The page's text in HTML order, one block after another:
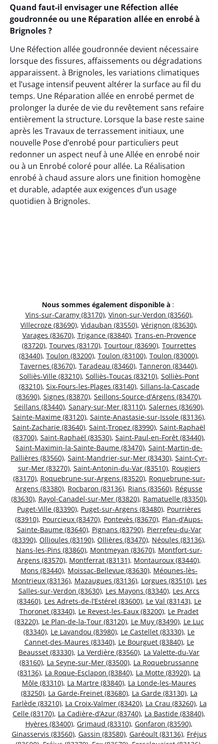
Quand faut-il envisager une Réfection allée
goudronnée ou une Réparation allée en enrobé à
Brignoles ?
Une Réfection allée goudronnée devient nécessaire
lorsque des fissures, affaissements ou dégradations
apparaissent. à Brignoles, les variations climatiques
et l’usage intensif peuvent altérer la surface au fil du
temps. Une Réparation allée en enrobé permet de
prolonger la durée de vie du revêtement sans refaire
entièrement la structure. Lorsque la base reste saine
après les Travaux de terrassement initiaux, une
nouvelle Pose d’enrobé pour particuliers peut
redonner un aspect neuf à une Allée en enrobé noir
ou à un Enrobé coloré pour allée. La Réalisation
enrobé à chaud assure alors une finition homogène
et durable, adaptée aux exigences d’un usage
quotidien à Brignoles.
Nous sommes également disponible à :
Vins-sur-Caramy (83170), Vinon-sur-Verdon (83560),
Villecroze (83690), Vidauban (83550), Vérignon (83630),
Varages (83670), Trigance (83840), Trans-en-Provence
(83720), Tourves (83170), Tourtour (83690), Tourrettes
(83440), Toulon (83200), Toulon (83100), Toulon (83000),
Tavernes (83670), Taradeau (83460), Tanneron (83440),
Solliès-Ville (83210), Solliès-Toucas (83210), Solliès-Pont
(83210), Six-Fours-les-Plages (83140), Sillans-la-Cascade
(83690), Signes (83870), Seillons-Source-d’Argens (83470),
Seillans (83440), Sanary-sur-Mer (83110), Salernes (83690),
Sainte-Maxime (83120), Sainte-Anastasie-sur-Issole (83136),
Saint-Zacharie (83640), Saint-Tropez (83990), Saint-Raphaël
(83700), Saint-Raphaël (83530), Saint-Paul-en-Forêt (83440),
Saint-Maximin-la-Sainte-Baume (83470), Saint-Martin-de-
Pallières (83560), Saint-Mandrier-sur-Mer (83430), Saint-Cyr-
sur-Mer (83270), Saint-Antonin-du-Var (83510), Rougiers
(83170), Roquebrune-sur-Argens (83520), Roquebrune-sur-
Argens (83380), Rocbaron (83136), Rians (83560), Régusse
(83630), Rayol-Canadel-sur-Mer (83820), Ramatuelle (83350),
Puget-Ville (83390), Puget-sur-Argens (83480), Pourrières
(83910), Pourcieux (83470), Pontevès (83670), Plan-d’Aups-
Sainte-Baume (83640), Pignans (83790), Pierrefeu-du-Var
(83390), Ollioules (83190), Ollières (83470), Néoules (83136),
Nans-les-Pins (83860), Montmeyan (83670), Montfort-sur-
Argens (83570), Montferrat (83131), Montauroux (83440),
Mons (83440), Moissac-Bellevue (83630), Méounes-lès-
Montrieux (83136), Mazaugues (83136), Lorgues (83510), Les
Salles-sur-Verdon (83630), Les Mayons (83340), Les Arcs
(83460), Les Adrets-de-l’Estérel (83600), Le Val (83143), Le
Thoronet (83340), Le Revest-les-Eaux (83200), Le Pradet
(83220), Le Plan-de-la-Tour (83120), Le Muy (83490), Le Luc
(83340), Le Lavandou (83980), Le Castellet (83330), Le
Cannet-des-Maures (83340), Le Bourguet (83840), Le
Beausset (83330), La Verdière (83560), La Valette-du-Var
(83160), La Seyne-sur-Mer (83500), La Roquebrussanne
(83136), La Roque-Esclapon (83840), La Motte (83920), La
Môle (83310), La Martre (83840), La Londe-les-Maures
(83250), La Garde-Freinet (83680), La Garde (83130), La
Farlède (83210), La Croix-Valmer (83420), La Crau (83260), La
Celle (83170), La Cadière-d’Azur (83740), La Bastide (83840),
Hyères (83400), Grimaud (83310), Gonfaron (83590),
Ginasservis (83560), Gassin (83580), Garéoult (83136), Fréjus